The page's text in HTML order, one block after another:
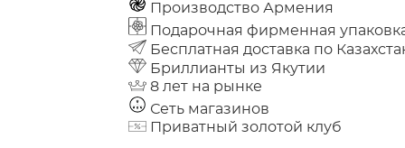
Производство Армения
Подарочная фирменная
Бесплатная доставка по
Бриллианты из Якутии
8 лет на рынке
Сеть магазинов
Приватный золотой клуб